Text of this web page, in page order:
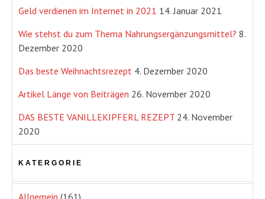
Geld verdienen im Internet in 2021 14. Januar 2021
Wie stehst du zum Thema Nahrungsergänzungsmittel? 8.
Dezember 2020
Das beste Weihnachtsrezept 4. Dezember 2020
Artikel Länge von Beiträgen 26. November 2020
DAS BESTE VANILLEKIPFERL REZEPT 24. November
2020
KATERGORIE
Allgemein (161)